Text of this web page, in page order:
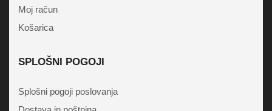
Moj račun
Košarica
SPLOŠNI POGOJI
Splošni pogoji poslovanja